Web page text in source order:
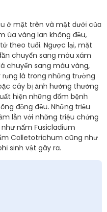
ở mặt trên và mặt dưới của
úa vàng lan không đều,
theo tuổi. Ngược lại, mặt
chuyển sang màu xám
chuyển sang màu vàng,
lá trong những trường
cây bị ảnh hưởng thường
hiện những đốm bệnh
đồng đều. Những triệu
lẫn với những triệu chứng
nấm Fusicladium
Colletotrichum cũng như
sinh vật gây ra.